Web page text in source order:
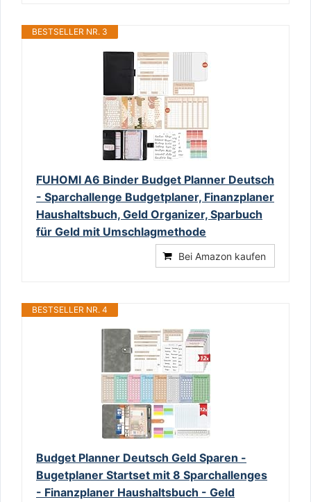
BESTSELLER NR. 3
FUHOMI A6 Binder Budget Planner Deutsch
- Sparchallenge Budgetplaner, Finanzplaner
Haushaltsbuch, Geld Organizer, Sparbuch
für Geld mit Umschlagmethode
Bei Amazon kaufen
BESTSELLER NR. 4
Budget Planner Deutsch Geld Sparen -
Bugetplaner Startset mit 8 Sparchallenges
- Finanzplaner Haushaltsbuch - Geld